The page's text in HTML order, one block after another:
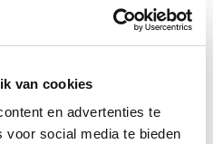
van cookies
en advertenties te
voor social media te bieden